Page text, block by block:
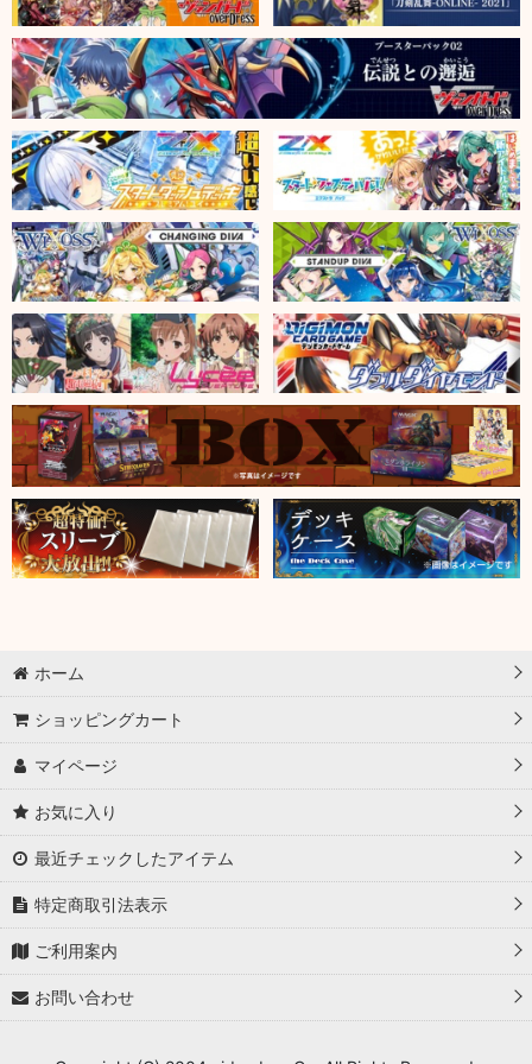
ホーム
ショッピングカート
マイページ
お気に入り
最近チェックしたアイテム
特定商取引法表示
ご利用案内
お問い合わせ